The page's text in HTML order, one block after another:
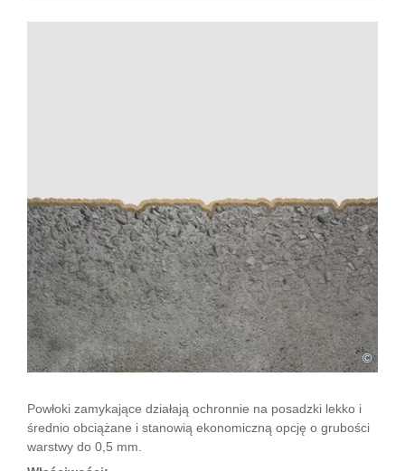
©
Powłoki zamykające działają ochronnie na posadzki lekko i
średnio obciążane i stanowią ekonomiczną opcję o grubości
warstwy do 0,5 mm.